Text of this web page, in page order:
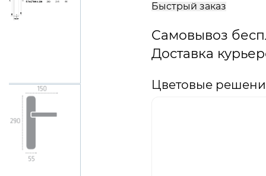
Быстрый заказ
Самовывоз
Доставка
Цветовые